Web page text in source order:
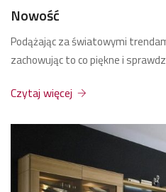
Nowość
Podążając za światowymi
zachowując to co piękne i
Czytaj więcej